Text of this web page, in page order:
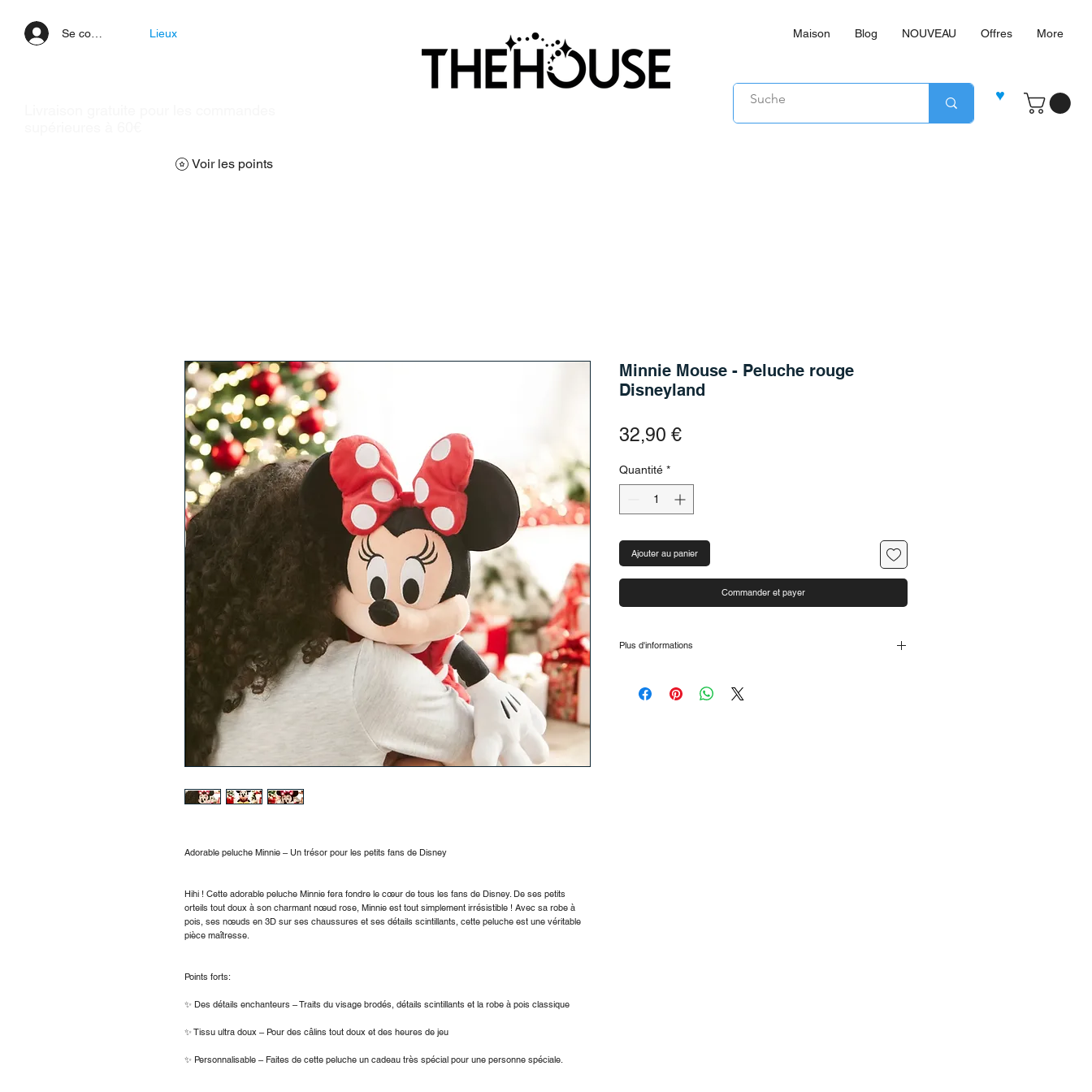
Se connecter Lieux
Voir les points
Maison Blog NOUVEAU Offres More
♥
Adorable peluche Minnie – Un trésor pour les petits fans de Disney
Hihi ! Cette adorable peluche Minnie fera fondre le cœur de tous les fans de Disney. De ses petits
orteils tout doux à son charmant nœud rose, Minnie est tout simplement irrésistible ! Avec sa robe à
pois, ses nœuds en 3D sur ses chaussures et ses détails scintillants, cette peluche est une véritable
pièce maîtresse.
Points forts:
✨ Des détails enchanteurs – Traits du visage brodés, détails scintillants et la robe à pois classique
✨ Tissu ultra doux – Pour des câlins tout doux et des heures de jeu
✨ Personnalisable – Faites de cette peluche un cadeau très spécial pour une personne spéciale.
Minnie Mouse - Peluche rouge
Disneyland
32,90 €Prix
Quantité *
Ajouter au panier
Commander et payer
Plus d'informations
📏 Dimensions : env. 45 x 17 x 18 cm (hauteur x largeur